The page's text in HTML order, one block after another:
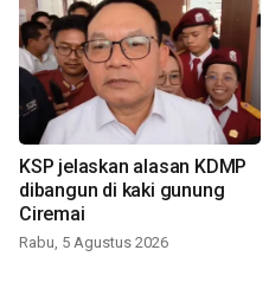
KSP jelaskan alasan KDMP
dibangun di kaki gunung
Ciremai
Rabu, 5 Agustus 2026